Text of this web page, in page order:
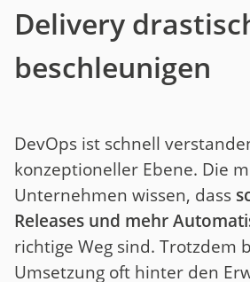
Delivery
beschleunigen
DevOps ist schnell
konzeptioneller Ebene. Die
Unternehmen wissen, dass
Releases und mehr
richtige Weg sind. Trotzdem
Umsetzung oft hinter den